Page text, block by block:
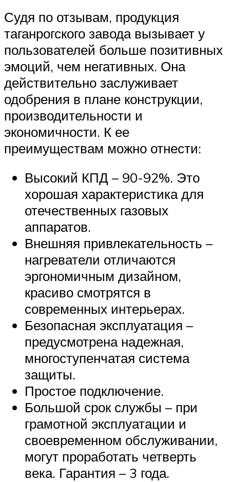
Судя по отзывам, продукция
таганрогского завода вызывает у
пользователей больше позитивных
эмоций, чем негативных. Она
действительно заслуживает
одобрения в плане конструкции,
производительности и
экономичности. К ее
преимуществам можно отнести:
Высокий КПД – 90-92%. Это
хорошая характеристика для
отечественных газовых
аппаратов.
Внешняя привлекательность –
нагреватели отличаются
эргономичным дизайном,
красиво смотрятся в
современных интерьерах.
Безопасная эксплуатация –
предусмотрена надежная,
многоступенчатая система
защиты.
Простое подключение.
Большой срок службы – при
грамотной эксплуатации и
своевременном обслуживании,
могут проработать четверть
века. Гарантия – 3 года.